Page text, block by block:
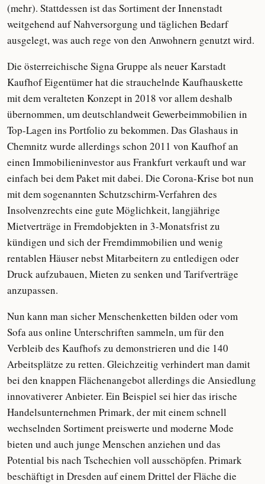
(mehr). Stattdessen ist das Sortiment der Innenstadt
weitgehend auf Nahversorgung und täglichen Bedarf
ausgelegt, was auch rege von den Anwohnern genutzt wird.
Die österreichische Signa Gruppe als neuer Karstadt
Kaufhof Eigentümer hat die strauchelnde Kaufhauskette
mit dem veralteten Konzept in 2018 vor allem deshalb
übernommen, um deutschlandweit Gewerbeimmobilien in
Top-Lagen ins Portfolio zu bekommen. Das Glashaus in
Chemnitz wurde allerdings schon 2011 von Kaufhof an
einen Immobilieninvestor aus Frankfurt verkauft und war
einfach bei dem Paket mit dabei. Die Corona-Krise bot nun
mit dem sogenannten Schutzschirm-Verfahren des
Insolvenzrechts eine gute Möglichkeit, langjährige
Mietverträge in Fremdobjekten in 3-Monatsfrist zu
kündigen und sich der Fremdimmobilien und wenig
rentablen Häuser nebst Mitarbeitern zu entledigen oder
Druck aufzubauen, Mieten zu senken und Tarifverträge
anzupassen.
Nun kann man sicher Menschenketten bilden oder vom
Sofa aus online Unterschriften sammeln, um für den
Verbleib des Kaufhofs zu demonstrieren und die 140
Arbeitsplätze zu retten. Gleichzeitig verhindert man damit
bei den knappen Flächenangebot allerdings die Ansiedlung
innovativerer Anbieter. Ein Beispiel sei hier das irische
Handelsunternehmen Primark, der mit einem schnell
wechselnden Sortiment preiswerte und moderne Mode
bieten und auch junge Menschen anziehen und das
Potential bis nach Tschechien voll ausschöpfen. Primark
beschäftigt in Dresden auf einem Drittel der Fläche die